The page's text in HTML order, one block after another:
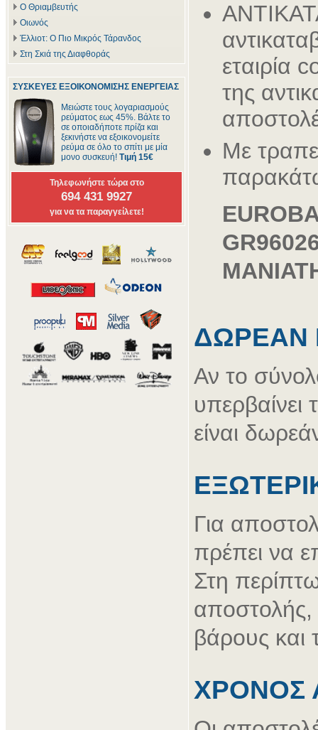
Ο Θριαμβευτής
Οιωνός
Έλλιοτ: Ο Πιο Μικρός Τάρανδος
Στη Σκιά της Διαφθοράς
ΣΥΣΚΕΥΕΣ ΕΞΟΙΚΟΝΟΜΙΣΗΣ ΕΝΕΡΓΕΙΑΣ
Μειώστε τους λογαριασμούς
ρεύματος εως 45%. Βάλτε το
σε οποιαδήποτε πρίζα και
ξεκινήστε να εξοικονομείτε
ρεύμα σε όλο το σπίτι με μία
μονο συσκευή! Τιμή 15€
Τηλεφωνήστε τώρα στο
694 431 9927
για να τα παραγγείλετε!
εταιρία
της
Με
ΔΩΡΕΑΝ
Αν το
υπερβαίνει
είναι
Για
πρέπει να
Στη
αποστολής,
βάρους και
ΧΡΟΝΟΣ